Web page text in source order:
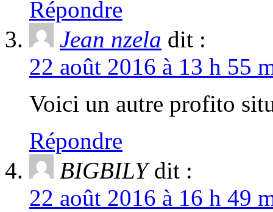
Répondre
Jean nzela dit :
22 août 2016 à 13 h 55
Voici un autre profito
Répondre
BIGBILY dit :
22 août 2016 à 16 h 49